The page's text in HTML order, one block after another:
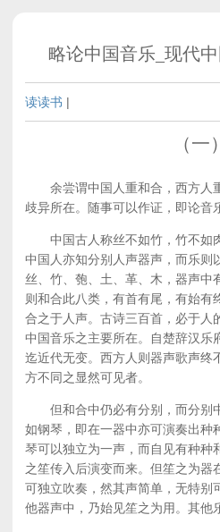
略论中国音乐_现代
读读书 |
（一）
余尝谓中国人重和合，西方人
歧异所在。随事可以作证，即论音
中国古人称丝不如竹，竹不如肉
中国人亦知分别人声器声，而乐则
丝、竹、匏、土、革、木，器声中
则和合此八类，有首有尾，有始有
合之于人声。古诗三百首，必于人
中国音乐之主要所在。自楚辞汉乐
迄近代无变。西方人则器声歌声终
方不同之显然可见者。
但和合中仍必有分别，而分别
如钢琴，即在一器中亦可演奏出种
琴可以独立为一声，而自见有种种
之笙传入后演变而来。但笙之为器
可独立吹奏，然其声简单，无特别
他器声中，乃始见笙之为用。其他